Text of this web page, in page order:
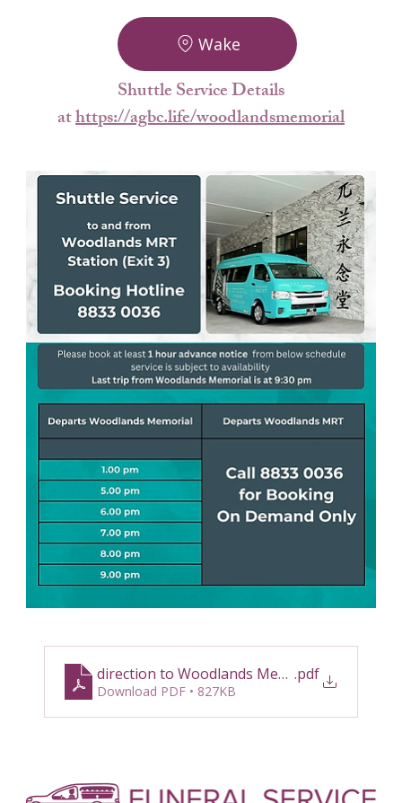
Wake
Shuttle Service Details
at https://agbc.life/woodlandsmemorial
direction to Woodlands Memorial
.pdf
Download PDF • 827KB